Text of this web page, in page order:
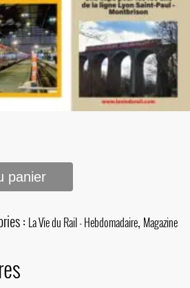
panier
: La Vie du Rail - Hebdomadaire, Magazine